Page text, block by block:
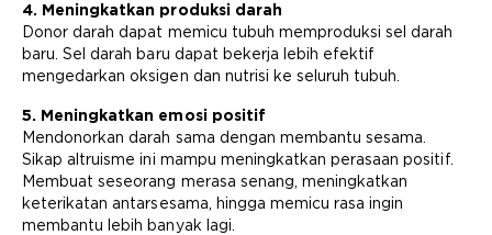
4. Meningkatkan produksi darah
Donor darah dapat memicu tubuh memproduksi sel darah
baru. Sel darah baru dapat bekerja lebih efektif
mengedarkan oksigen dan nutrisi ke seluruh tubuh.
5. Meningkatkan emosi positif
Mendonorkan darah sama dengan membantu sesama.
Sikap altruisme ini mampu meningkatkan perasaan positif.
Membuat seseorang merasa senang, meningkatkan
keterikatan antarsesama, hingga memicu rasa ingin
membantu lebih banyak lagi.